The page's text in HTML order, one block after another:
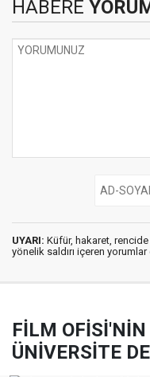
HABERE
UYARI: Küfür, hakaret,
yönelik saldırı içeren
FİLM
ÜNİVERSİTE